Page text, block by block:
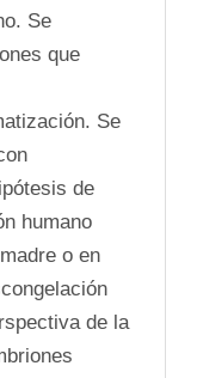
Se
que
Se
de
humano
o en
de la